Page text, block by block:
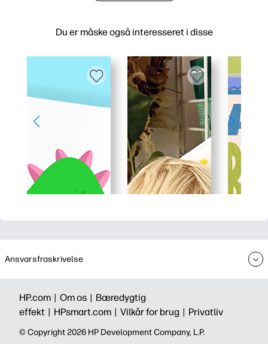
Du er måske også interesseret i disse
Ansvarsfraskrivelse
HP.com | Om os | Bæredygtig
effekt | HPsmart.com | Vilkår for brug | Privatliv
©️ Copyright 2026 HP Development Company, L.P.